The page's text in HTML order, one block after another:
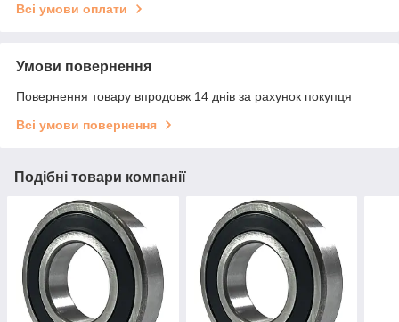
Всі умови оплати
Умови повернення
Повернення товару впродовж 14 днів за рахунок покупця
Всі умови повернення
Подібні товари компанії